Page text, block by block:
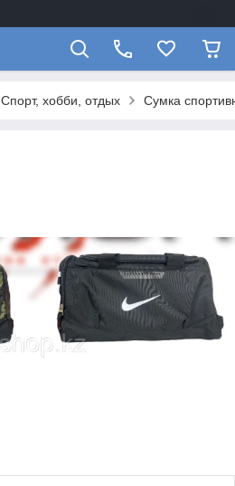
Спорт, хобби, отдых Сумка